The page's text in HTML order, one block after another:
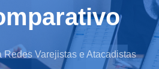
Redes Varejistas e Atacadistas